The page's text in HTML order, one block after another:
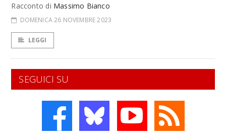
Racconto di Massimo Bianco
DOMENICA 26 NOVEMBRE 2023
LEGGI
SEGUICI SU